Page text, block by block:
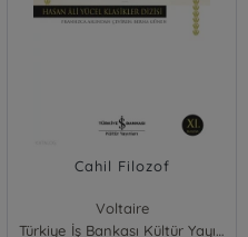
Cahil Filozof
Voltaire
Türkiye İş Bankası Kültür Yayınları